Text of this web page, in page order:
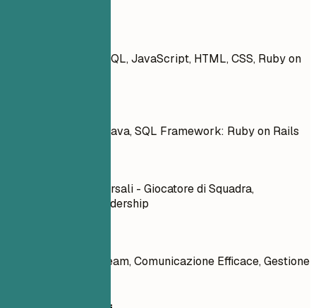
Python, Java, C++, SQL, JavaScript, HTML, CSS, Ruby on
Linguaggi: Python, Java, SQL Framework: Ruby on Rails
Competenze Trasversali - Giocatore di Squadra,
Comunicazione, Leadership
Collaborazione in Team, Comunicazione Efficace, Gestione